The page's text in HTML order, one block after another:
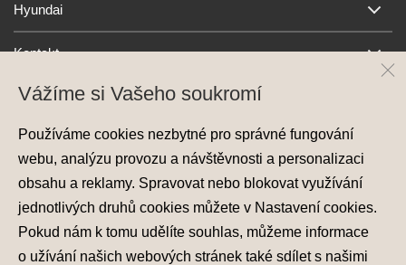
Hyundai
Kontakt
Ochrana osobních údajů
Nastavení cookies
Vážíme si Vašeho soukromí
Používáme cookies nezbytné pro správné fungování
webu, analýzu provozu a návštěvnosti a personalizaci
obsahu a reklamy. Spravovat nebo blokovat využívání
jednotlivých druhů cookies můžete v Nastavení cookies.
Pokud nám k tomu udělíte souhlas, můžeme informace
o užívání našich webových stránek také sdílet s našimi